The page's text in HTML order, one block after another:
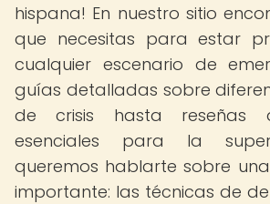
hispana! En nuestro sitio
que necesitas para estar
cualquier escenario de
guías detalladas sobre
de crisis hasta reseñas
esenciales para la
queremos hablarte sobre
importante: las técnicas de